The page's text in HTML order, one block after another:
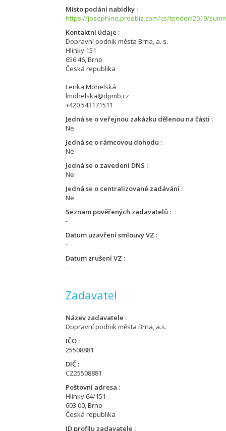
Místo podání nabídky
https://josephine.proebiz.com/cs/tender/2019/
Kontaktní údaje
Dopravní podnik města Brna, a. s.
Hlinky 151
656 46, Brno
Česká republika
Lenka Mohelská
lmohelska@dpmb.cz
+420 543171511
Jedná se o veřejnou zakázku dělenou na části
Ne
Jedná se o rámcovou dohodu
Ne
Jedná se o zavedení DNS
Ne
Jedná se o centralizované zadávání
Ne
Seznam pověřených zadavatelů
-
Datum uzavření smlouvy VZ
-
Datum zrušení VZ
-
Zadavatel
Název zadavatele
Dopravní podnik města Brna, a.s.
IČO
25508881
DIČ
CZ25508881
Poštovní adresa
Hlinky 64/151
603 00, Brno
Česká republika
ID profilu zadavatele